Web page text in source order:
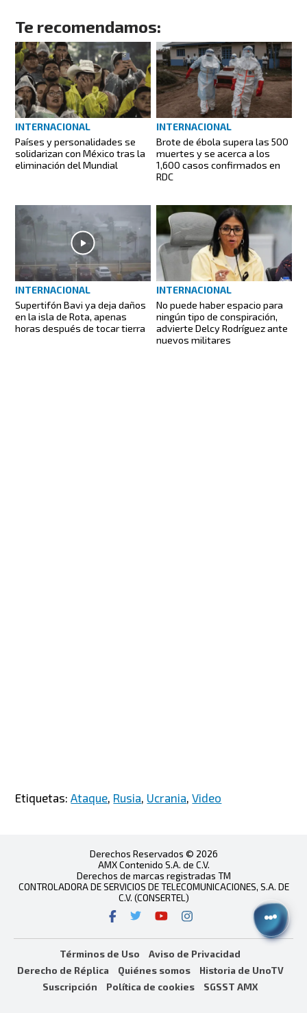
Te recomendamos:
INTERNACIONAL
Países y personalidades se
solidarizan con México tras la
eliminación del Mundial
INTERNACIONAL
Brote de ébola supera las 500
muertes y se acerca a los
1,600 casos confirmados en
RDC
INTERNACIONAL
Supertifón Bavi ya deja daños
en la isla de Rota, apenas
horas después de tocar tierra
INTERNACIONAL
No puede haber espacio para
ningún tipo de conspiración,
advierte Delcy Rodríguez ante
nuevos militares
Etiquetas:Ataque, Rusia, Ucrania,Video
Derechos Reservados © 2026
AMX Contenido S.A. de C.V.
Derechos de marcas registradas TM
CONTROLADORA DE SERVICIOS DE TELECOMUNICACIONES, S.A. DE
C.V. (CONSERTEL)
Términos de Uso
Aviso de Privacidad
Derecho de Réplica
Quiénes somos
Historia de UnoTV
Suscripción
Política de cookies SGSST AMX